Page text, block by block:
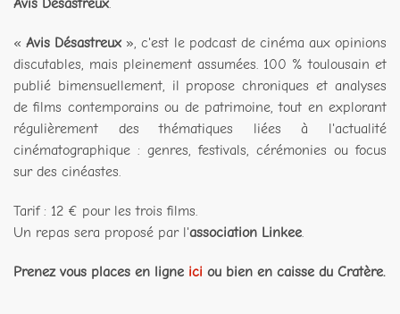
Avis Désastreux.
«Avis Désastreux », c'est le podcast de cinéma aux opinions
discutables, mais pleinement assumées. 100 % toulousain et
publié bimensuellement, il propose chroniques et analyses
de films contemporains ou de patrimoine, tout en explorant
régulièrement des thématiques liées à l'actualité
cinématographique : genres, festivals, cérémonies ou focus
sur des cinéastes.
Tarif : 12 € pour les trois films.
Un repas sera proposé par l'association Linkee.
Prenez vous places en ligne ici ou bien en caisse du Cratère.